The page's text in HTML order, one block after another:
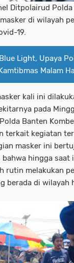
Ditpolairud
di wilayah
19.
Light, Upaya
Malam
kali ini
pada
Banten
terkait kegiatan
masker ini
bahwa hingga saat
rutin melakukan
berada di wilayah